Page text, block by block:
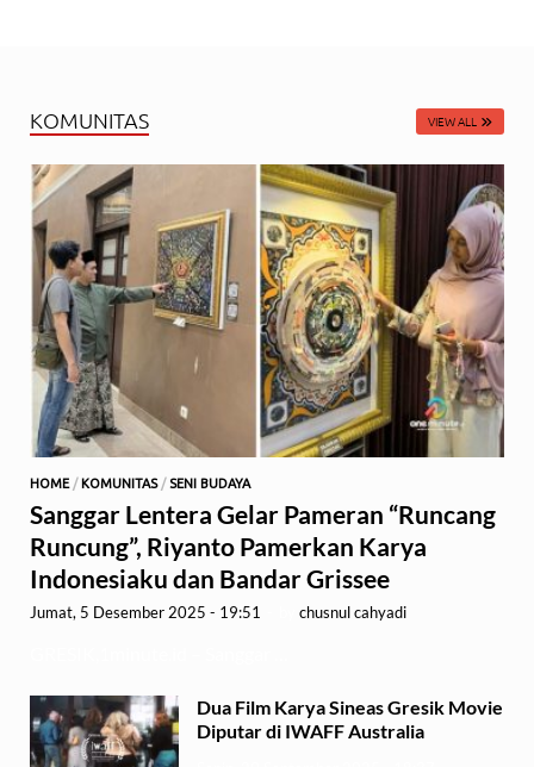
KOMUNITAS VIEW ALL
HOME / KOMUNITAS/ SENI BUDAYA
Sanggar Lentera Gelar Pameran “Runcang
Runcung”, Riyanto Pamerkan Karya
Indonesiaku dan Bandar Grissee
Jumat, 5 Desember 2025 - 19:51 chusnul cahyadi
Dua Film Karya Sineas Gresik Movie
Diputar di IWAFF Australia